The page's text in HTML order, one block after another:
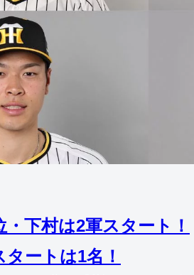
下村は2軍スタート！
ートは1名！